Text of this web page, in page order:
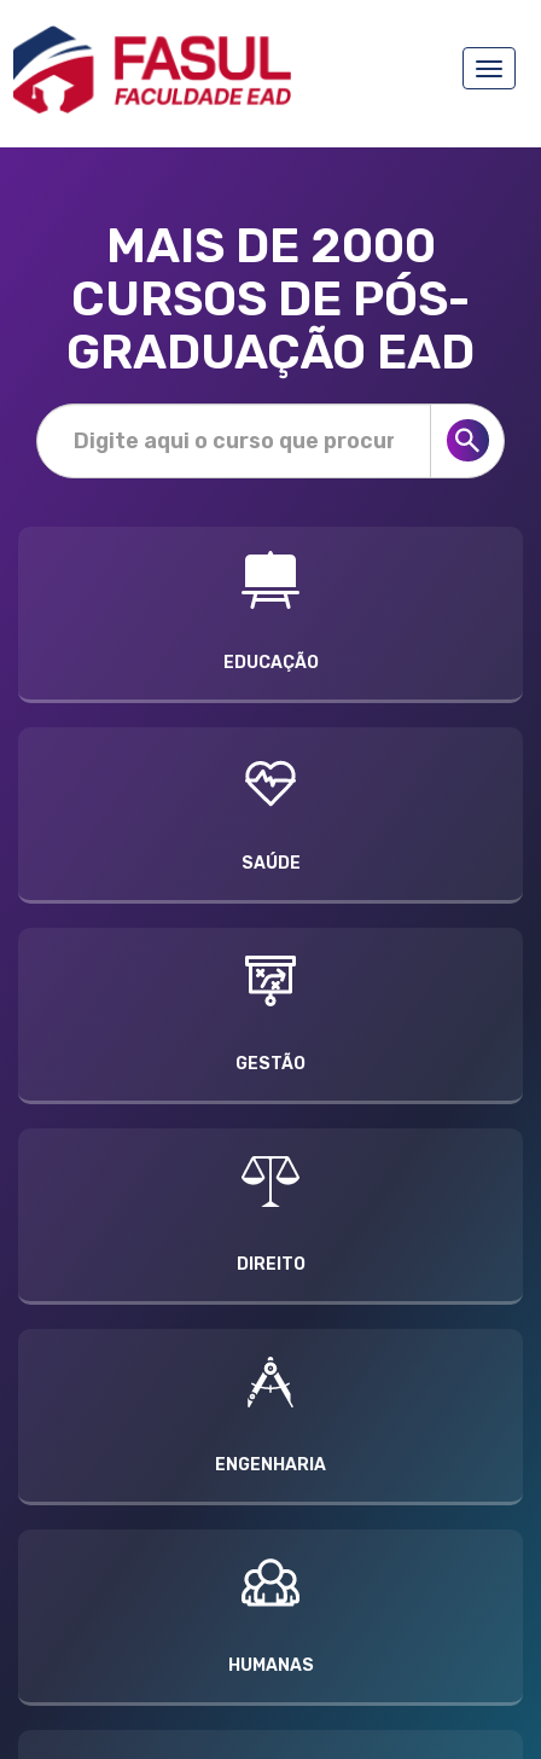
Toggle
MAIS DE 2000
CURSOS DE PÓS-
GRADUAÇÃO EAD
EDUCAÇÃO
SAÚDE
GESTÃO
DIREITO
ENGENHARIA
HUMANAS